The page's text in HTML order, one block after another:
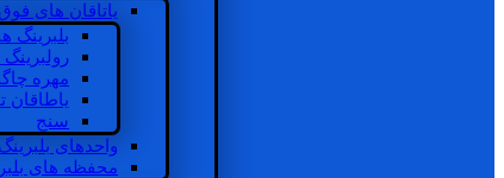
یاتاقان های
بلبرینگ
مهره
سنج
واحدهای بلبرینگ
محفظه های